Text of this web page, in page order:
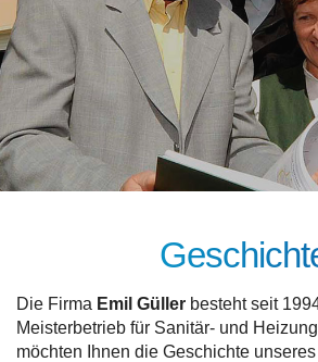
Die Firma Emil Güller besteht seit
Meister­betrieb für Sani­tär- und
möchten Ihnen die Geschichte